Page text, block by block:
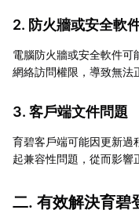
2. 防火牆或安全軟
電腦防火牆或安全軟件可
網絡訪問權限，導致無法
3. 客戶端文件問題
育碧客戶端可能因更新過
起兼容性問題，從而影響
二. 有效解決育碧